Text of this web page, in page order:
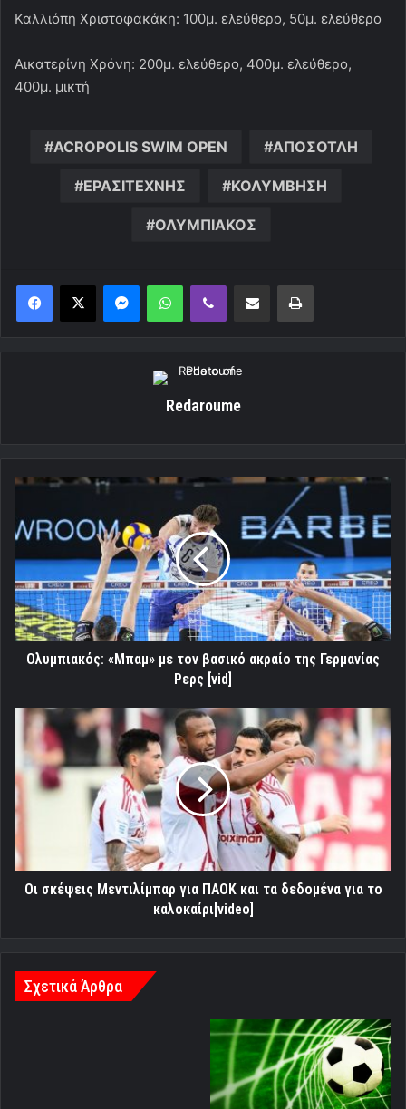
Καλλιόπη Χριστοφακάκη: 100μ. ελεύθερο, 50μ. ελεύθερο
Αικατερίνη Χρόνη: 200μ. ελεύθερο, 400μ. ελεύθερο,
400μ. μικτή
ACROPOLIS SWIM OPEN ΑΠΟΣΟΤΛΗ
ΕΡΑΣΙΤΕΧΝΗΣ ΚΟΛΥΜΒΗΣΗ
ΟΛΥΜΠΙΑΚΟΣ
MessengerWhatsAppViber Κοινοποίηση μέσω ηλεκτρονικού ταχυδρομείουΕκτύπωση
Redaroume
Ολυμπιακός:
με
τον
βασικό
ακραίο
της
Γερμανίας
Ρερς
[vid]
Ολυμπιακός: «Μπαμ» με τον βασικό ακραίο της Γερμανίας
Ρερς [vid]
σκέψεις
Μεντιλίμπαρ
για
ΠΑΟΚ
και
τα
δεδομένα
για
τοOι σκέψεις Μεντιλίμπαρ για ΠΑΟΚ και τα δεδομένα για το
καλοκαίρι[video]
Σχετικά Άρθρα